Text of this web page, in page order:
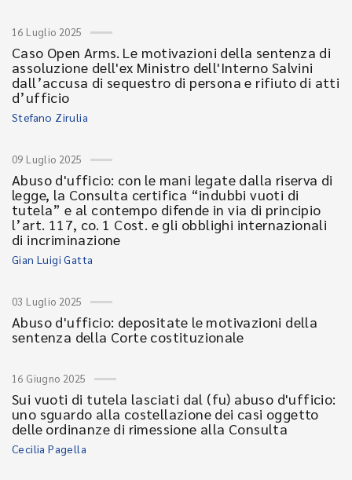
16 Luglio 2025
Caso Open Arms. Le motivazioni della sentenza di
assoluzione dell'ex Ministro dell'Interno Salvini
dall’accusa di sequestro di persona e rifiuto di atti
d’ufficio
Stefano Zirulia
09 Luglio 2025
Abuso d'ufficio: con le mani legate dalla riserva di
legge, la Consulta certifica “indubbi vuoti di
tutela” e al contempo difende in via di principio
l’art. 117, co. 1 Cost. e gli obblighi internazionali
di incriminazione
Gian Luigi Gatta
03 Luglio 2025
Abuso d'ufficio: depositate le motivazioni della
sentenza della Corte costituzionale
16 Giugno 2025
Sui vuoti di tutela lasciati dal (fu) abuso d'ufficio:
uno sguardo alla costellazione dei casi oggetto
delle ordinanze di rimessione alla Consulta
Cecilia Pagella